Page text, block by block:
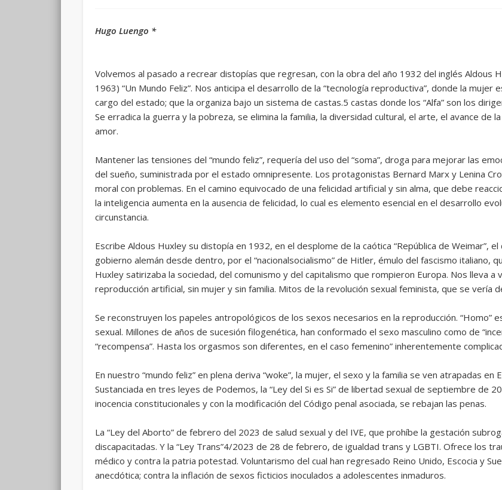
Hugo Luengo *
Volvemos al pasado a recrear distopías que regresan, con la obra del año 1932 del inglés Aldous
1963) “Un Mundo Feliz”. Nos anticipa el desarrollo de la “tecnología reproductiva”, donde la mujer
cargo del estado; que la organiza bajo un sistema de castas.5 castas donde los “Alfa” son los
Se erradica la guerra y la pobreza, se elimina la familia, la diversidad cultural, el arte, el avance de
amor.
Mantener las tensiones del “mundo feliz”, requería del uso del “soma”, droga para mejorar las
del sueño, suministrada por el estado omnipresente. Los protagonistas Bernard Marx y Lenina
moral con problemas. En el camino equivocado de una felicidad artificial y sin alma, que debe
la inteligencia aumenta en la ausencia de felicidad, lo cual es elemento esencial en el desarrollo
circunstancia.
Escribe Aldous Huxley su distopía en 1932, en el desplome de la caótica “República de Weimar”,
gobierno alemán desde dentro, por el “nacionalsocialismo” de Hitler, émulo del fascismo italiano,
Huxley satirizaba la sociedad, del comunismo y del capitalismo que rompieron Europa. Nos lleva a
reproducción artificial, sin mujer y sin familia. Mitos de la revolución sexual feminista, que se vería
Se reconstruyen los papeles antropológicos de los sexos necesarios en la reproducción. “Homo”
sexual. Millones de años de sucesión filogenética, han conformado el sexo masculino como de
“recompensa”. Hasta los orgasmos son diferentes, en el caso femenino” inherentemente
En nuestro “mundo feliz” en plena deriva “woke”, la mujer, el sexo y la familia se ven atrapadas en
Sustanciada en tres leyes de Podemos, la “Ley del Si es Si” de libertad sexual de septiembre de
inocencia constitucionales y con la modificación del Código penal asociada, se rebajan las penas.
La “Ley del Aborto” de febrero del 2023 de salud sexual y del IVE, que prohíbe la gestación
discapacitadas. Y la “Ley Trans”4/2023 de 28 de febrero, de igualdad trans y LGBTI. Ofrece los
médico y contra la patria potestad. Voluntarismo del cual han regresado Reino Unido, Escocia y
anecdótica; contra la inflación de sexos ficticios inoculados a adolescentes inmaduros.